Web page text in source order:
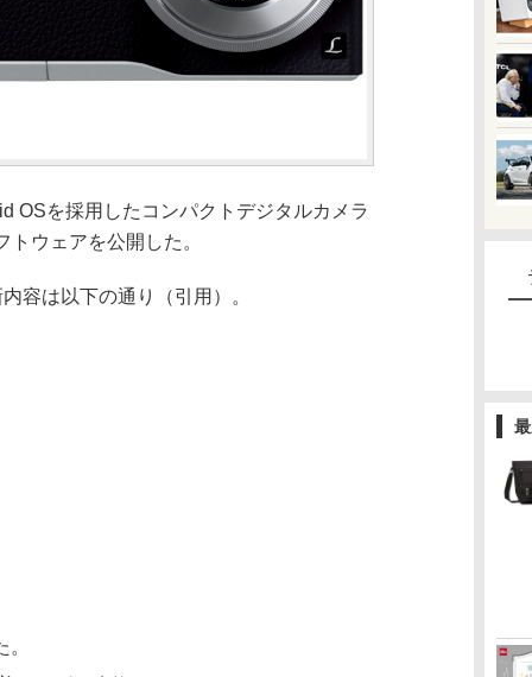
OSを採用したコンパクトデジタルカメラ
ウェアを公開した。
容は以下の通り（引用）。